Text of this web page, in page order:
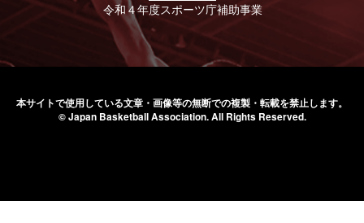
令和４年度スポーツ庁補助事業
本サイトで使用している文章・画像等の無断での複製・転載を禁止します。
© Japan Basketball Association.All Rights Reserved.